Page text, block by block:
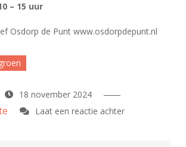
– 15 uur
Osdorp de Punt www.osdorpdepunt.nl
groen
18 november 2024
Laat een reactie achterop